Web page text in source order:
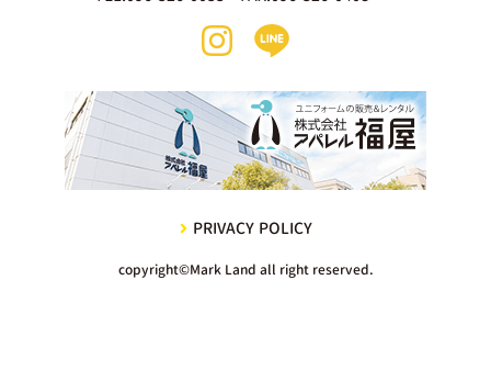
PRIVACY POLICY
copyright©Mark Land all right reserved.